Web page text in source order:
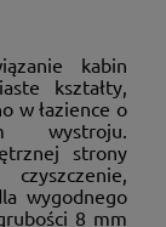
kabin
kształty,
w łazience o
wystroju.
strony
wygodnego
8 mm